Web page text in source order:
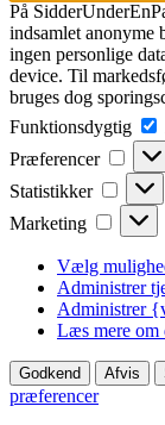
På
indsamlet anonyme
ingen personlige
device. Til
bruges dog
Funktionsdygtig
Præferencer
Statistikker
Marketing
Vælg
Administrer
Administrer
Læs mere om
Godkend Afvis
præferencer